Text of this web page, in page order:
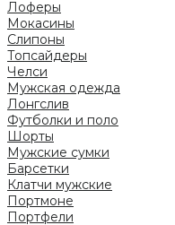
Лоферы
Мокасины
Слипоны
Топсайдеры
Челси
Мужская одежда
Лонгслив
Футболки и поло
Шорты
Мужские сумки
Барсетки
Клатчи мужские
Портмоне
Портфели